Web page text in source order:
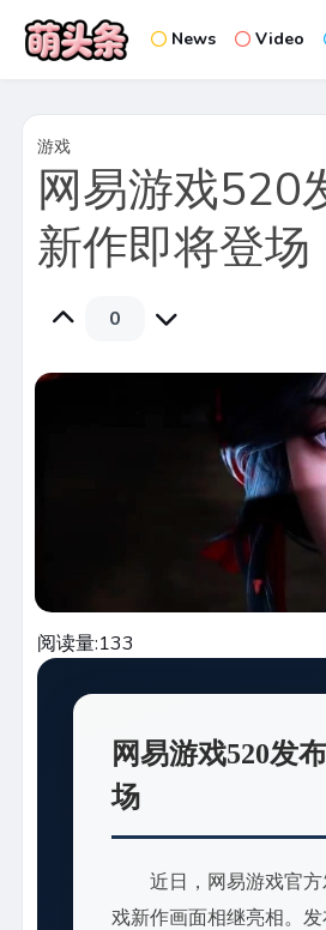
News Video
游戏
网易游戏520
新作即将登场
0
阅读量:133
网易游戏520发
场
近日，网易游戏官
戏新作画面相继亮相。